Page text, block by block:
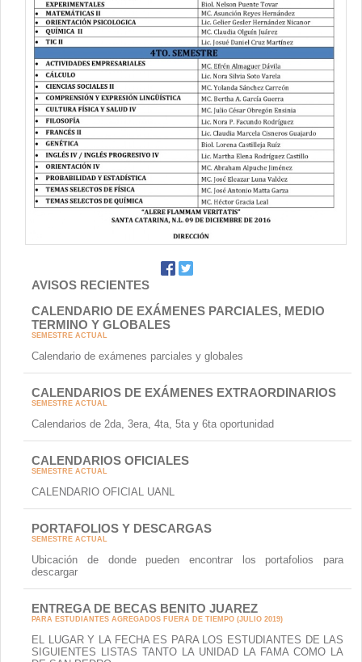
AVISOS RECIENTES
CALENDARIO DE EXÁMENES PARCIALES, MEDIO
TERMINO Y GLOBALES
SEMESTRE ACTUAL
Calendario de exámenes parciales y globales
CALENDARIOS DE EXÁMENES EXTRAORDINARIOS
SEMESTRE ACTUAL
Calendarios de 2da, 3era, 4ta, 5ta y 6ta oportunidad
CALENDARIOS OFICIALES
SEMESTRE ACTUAL
CALENDARIO OFICIAL UANL
PORTAFOLIOS Y DESCARGAS
SEMESTRE ACTUAL
Ubicación de donde pueden encontrar los portafolios para
descargar
ENTREGA DE BECAS BENITO JUAREZ
PARA ESTUDIANTES AGREGADOS FUERA DE TIEMPO (JULIO 2019)
EL LUGAR Y LA FECHA ES PARA LOS ESTUDIANTES DE LAS
SIGUIENTES LISTAS TANTO LA UNIDAD LA FAMA COMO LA